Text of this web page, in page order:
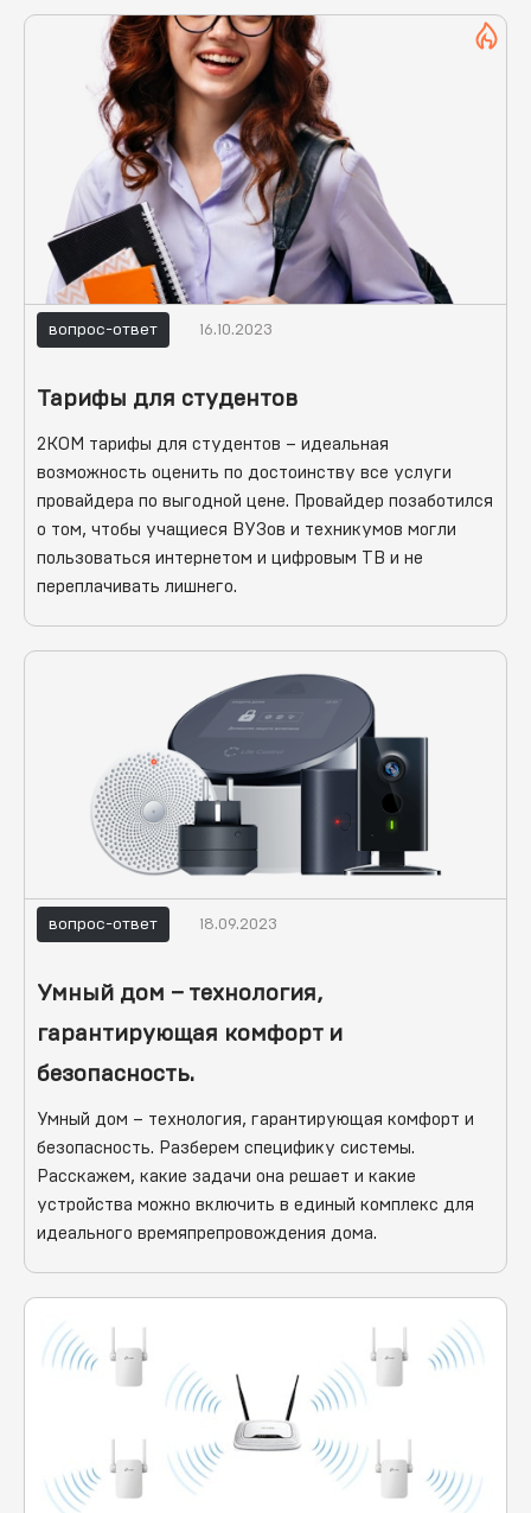
вопрос-ответ 16.10.2023
Тарифы для студентов
2КОМ тарифы для студентов – идеальная
возможность оценить по достоинству все услуги
провайдера по выгодной цене. Провайдер позаботился
о том, чтобы учащиеся ВУЗов и техникумов могли
пользоваться интернетом и цифровым ТВ и не
переплачивать лишнего.
вопрос-ответ 18.09.2023
Умный дом – технология,
гарантирующая комфорт и
безопасность.
Умный дом – технология, гарантирующая комфорт и
безопасность. Разберем специфику системы.
Расскажем, какие задачи она решает и какие
устройства можно включить в единый комплекс для
идеального времяпрепровождения дома.